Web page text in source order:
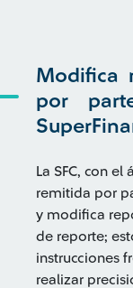
Modifica
por
La SFC, con
remitida por
y modifica
de reporte;
instrucciones
realizar